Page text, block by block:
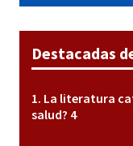
Destacadas
La literatura
salud? 4